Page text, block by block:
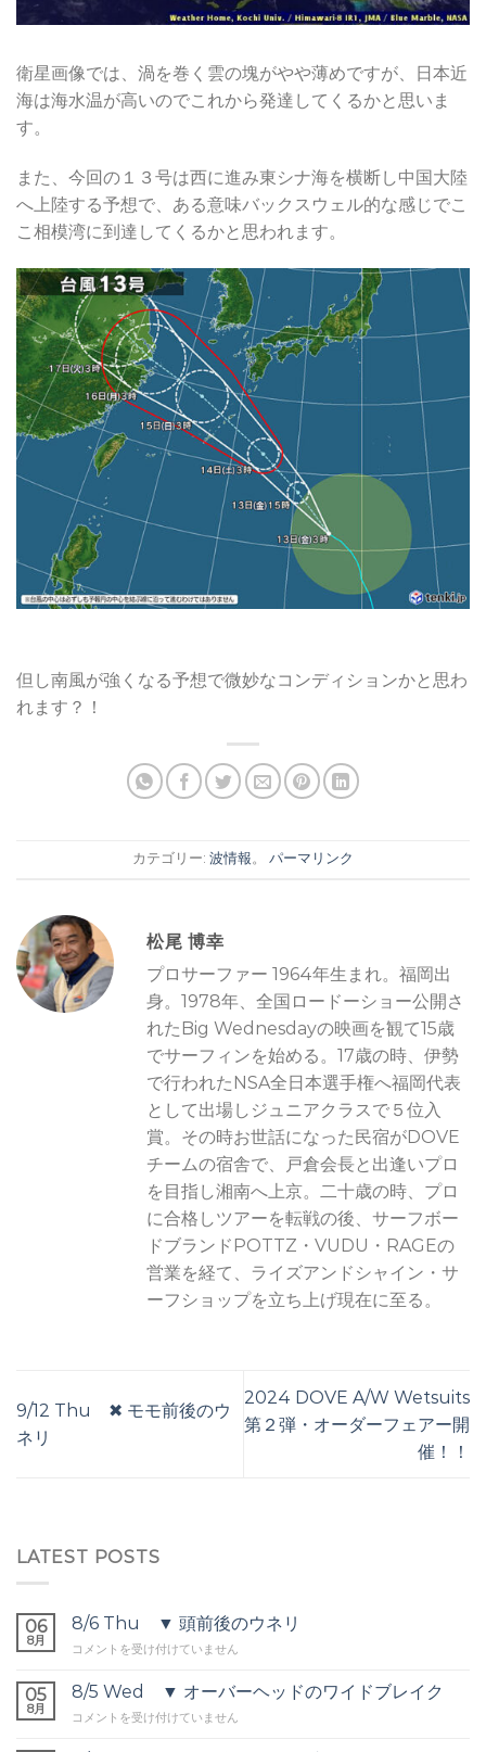
衛星画像では、渦を巻く雲の塊がやや薄めですが、日本近
海は海水温が高いのでこれから発達してくるかと思いま
す。
また、今回の１３号は西に進み東シナ海を横断し中国大陸
へ上陸する予想で、ある意味バックスウェル的な感じでこ
こ相模湾に到達してくるかと思われます。
但し南風が強くなる予想で微妙なコンディションかと思わ
れます？！
カテゴリー: 波情報。 パーマリンク
松尾 博幸
プロサーファー 1964年生まれ。福岡出
身。1978年、全国ロードーショー公開さ
れたBig Wednesdayの映画を観て15歳
でサーフィンを始める。17歳の時、伊勢
で行われたNSA全日本選手権へ福岡代表
として出場しジュニアクラスで５位入
賞。その時お世話になった民宿がDOVE
チームの宿舎で、戸倉会長と出逢いプロ
を目指し湘南へ上京。二十歳の時、プロ
に合格しツアーを転戦の後、サーフボー
ドブランドPOTTZ・VUDU・RAGEの
営業を経て、ライズアンドシャイン・サ
ーフショップを立ち上げ現在に至る。
9/12 Thu ✖︎ モモ前後のウ
ネリ
2024 DOVE A/W Wetsuits
第２弾・オーダーフェアー開
催！！
LATEST POSTS
06
8月
8/6 Thu ▼ 頭前後のウネリ
8/6
▼
前
コメントを受け付けていません
05
8月
8/5 Wed ▼ オーバーヘッドのワイドブレイク
8/5
コメントを受け付けていません